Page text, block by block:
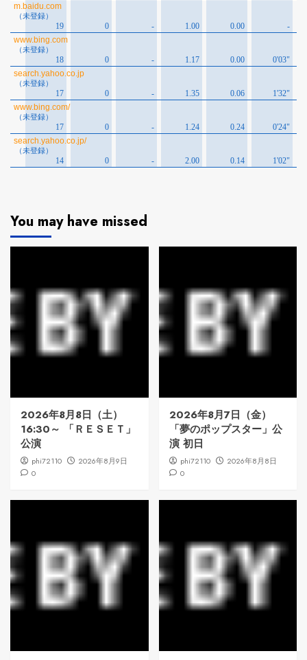
You may have missed
2026年8月8日（土）
16:30～ 「ＲＥＳＥＴ」
公演
phi72110
2026年8月9日
0
2026年8月7日（金）
「夢のポップスター」公
演 初日
phi72110
2026年8月8日
0